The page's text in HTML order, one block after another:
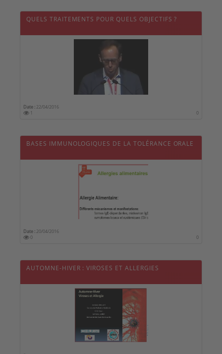
QUELS TRAITEMENTS POUR QUELS OBJECTIFS ?
Date : 22/04/2016
1
0
BASES IMMUNOLOGIQUES DE LA TOLÉRANCE ORALE
Date : 20/04/2016
0
0
AUTOMNE-HIVER : VIROSES ET ALLERGIES